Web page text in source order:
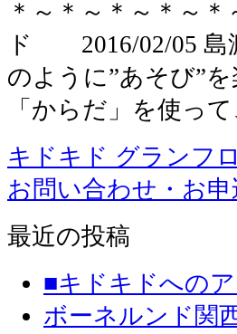
＊～＊～＊～＊～
ド 2016/02/05 島
のように”あそび”
「からだ」を使っ
キドキド グランフ
お問い合わせ・お
最近の投稿
■キドキドへの
ボーネルンド関